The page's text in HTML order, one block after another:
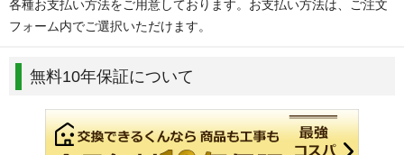
各種お支払い方法をご用意しております。お支払い方法は、ご注文
フォーム内でご選択いただけます。
無料10年保証について